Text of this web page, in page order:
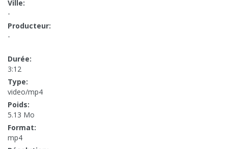
Ville:
-
Producteur:
-
Durée:
3:12
Type:
video/mp4
Poids:
5.13 Mo
Format:
mp4